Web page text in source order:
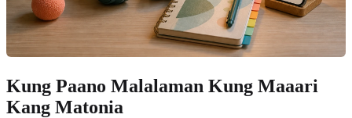
Kung Paano Malalaman Kung Maaari
Kang Matonia